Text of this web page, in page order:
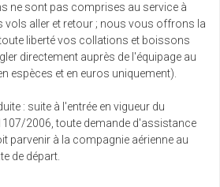
ne sont pas comprises au service à
vols aller et retour ; nous vous offrons la
liberté vos collations et boissons
directement auprès de l'équipage au
espèces et en euros uniquement).
: suite à l'entrée en vigueur du
2006, toute demande d'assistance
parvenir à la compagnie aérienne au
de départ.